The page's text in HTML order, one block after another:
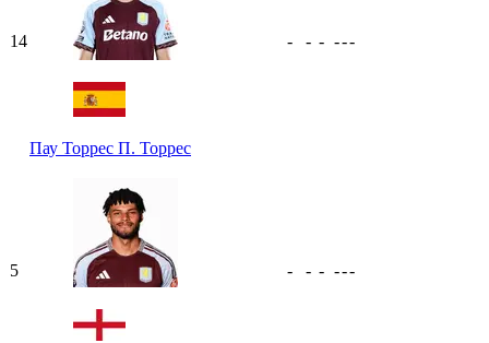
14
Пау Торрес П. Торрес
- - - ---
5 - - - ---